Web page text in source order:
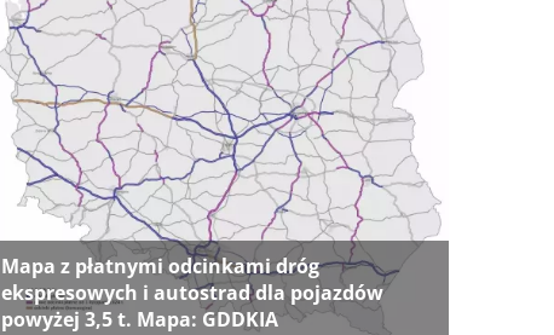
Mapa z płatnymi odcinkami dróg
ekspresowych i autostrad dla pojazdów
powyżej 3,5 t. Mapa: GDDKIA